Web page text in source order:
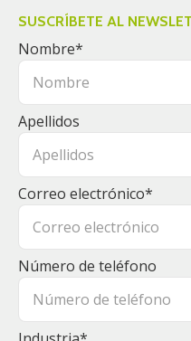
SUSCRÍBETE AL
Nombre*
Apellidos
Correo electrónico*
Número de teléfono